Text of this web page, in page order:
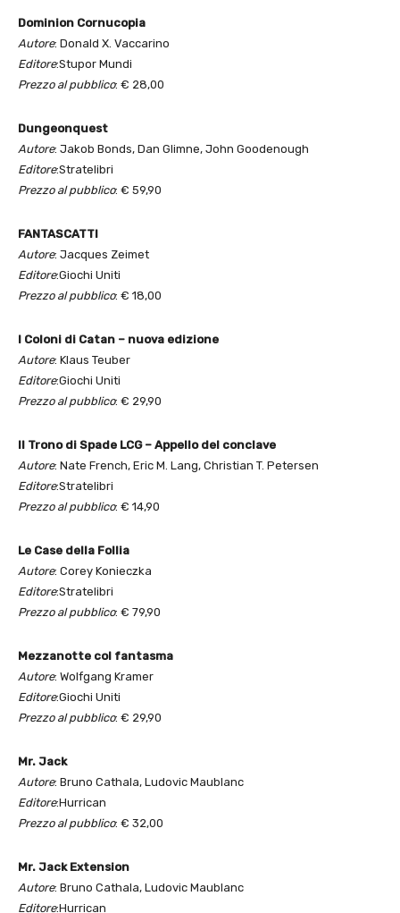
Dominion Cornucopia
Autore: Donald X. Vaccarino
Editore:Stupor Mundi
Prezzo al pubblico: € 28,00
Dungeonquest
Autore: Jakob Bonds, Dan Glimne, John Goodenough
Editore:Stratelibri
Prezzo al pubblico: € 59,90
FANTASCATTI
Autore: Jacques Zeimet
Editore:Giochi Uniti
Prezzo al pubblico: € 18,00
I Coloni di Catan – nuova edizione
Autore: Klaus Teuber
Editore:Giochi Uniti
Prezzo al pubblico: € 29,90
Il Trono di Spade LCG – Appello del conclave
Autore: Nate French, Eric M. Lang, Christian T. Petersen
Editore:Stratelibri
Prezzo al pubblico: € 14,90
Le Case della Follia
Autore: Corey Konieczka
Editore:Stratelibri
Prezzo al pubblico: € 79,90
Mezzanotte col fantasma
Autore: Wolfgang Kramer
Editore:Giochi Uniti
Prezzo al pubblico: € 29,90
Mr. Jack
Autore: Bruno Cathala, Ludovic Maublanc
Editore:Hurrican
Prezzo al pubblico: € 32,00
Mr. Jack Extension
Autore: Bruno Cathala, Ludovic Maublanc
Editore:Hurrican